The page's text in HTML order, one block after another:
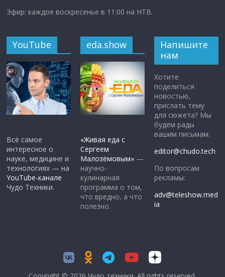
Эфир: каждое воскресенье в 11:00 на НТВ.
YouTube
Всё самое
интересное о
науке, медицине и
технологиях — на
YouTube-канале
Чудо Техники.
eda.show
«Живая еда с
Сергеем
Малозёмовым» —
научно-
кулинарная
программа о том,
что вредно, а что
полезно.
Напишите
нам
Хотите
поделиться
новостью,
прислать тему
для сюжета? Мы
будем рады
вашим письмам:
editor@chudo.tech
По вопросам
рекламы:
adv@teleshow.med
ia